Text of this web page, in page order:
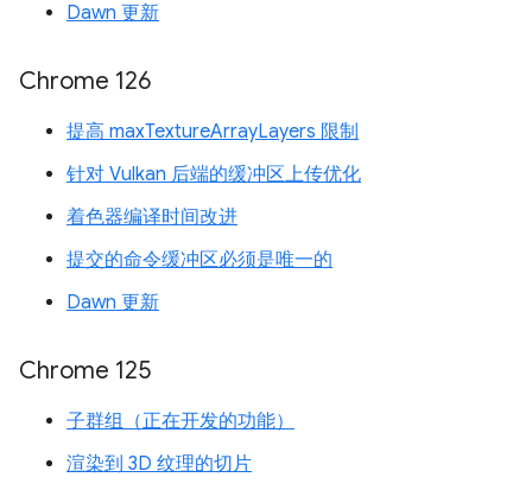
Dawn 更新
Chrome 126
提高 maxTextureArrayLayers 限制
针对 Vulkan 后端的缓冲区上传优化
着色器编译时间改进
提交的命令缓冲区必须是唯一的
Dawn 更新
Chrome 125
子群组（正在开发的功能）
渲染到 3D 纹理的切片